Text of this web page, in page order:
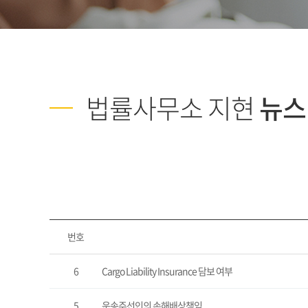
법률사무소 지현 뉴스
번호
6 Cargo Liability Insurance 담보 여부
5 운송주선인의 손해배상책임